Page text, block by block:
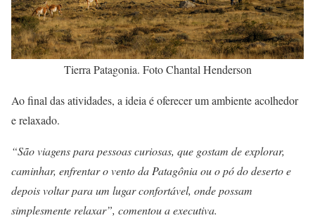
Tierra Patagonia. Foto Chantal Henderson
Ao final das atividades, a ideia é oferecer um ambiente acolhedor
e relaxado.
“São viagens para pessoas curiosas, que gostam de explorar,
caminhar, enfrentar o vento da Patagônia ou o pó do deserto e
depois voltar para um lugar confortável, onde possam
simplesmente relaxar”, comentou a executiva.